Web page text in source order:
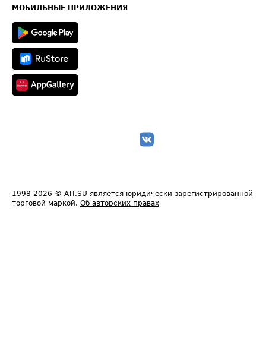
Техническая информация
МОБИЛЬНЫЕ ПРИЛОЖЕНИЯ
1998-2026 © ATI.SU является юридически зарегистрированной
торговой маркой. Об авторских правах